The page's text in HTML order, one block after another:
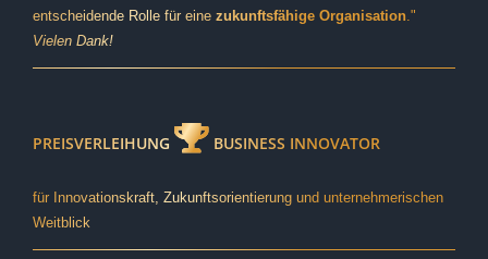
entscheidende Rolle für eine zukunftsfähige Organisation ."
Vielen Dank!
PREISVERLEIHUNG BUSINESS INNOVATOR
für Innovationskraft, Zukunftsorientierung und unternehmerischen
Weitblick